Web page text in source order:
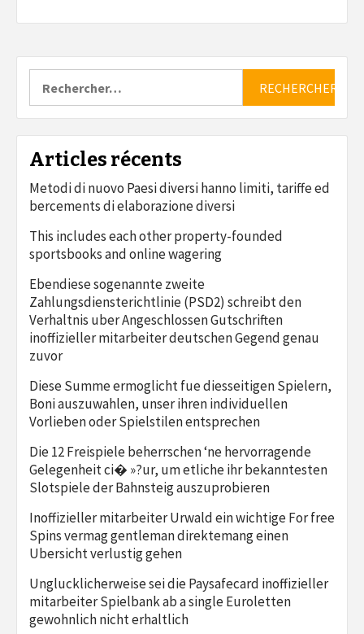
Articles récents
Metodi di nuovo Paesi diversi hanno limiti, tariffe ed
bercements di elaborazione diversi
This includes each other property-founded
sportsbooks and online wagering
Ebendiese sogenannte zweite
Zahlungsdiensterichtlinie (PSD2) schreibt den
Verhaltnis uber Angeschlossen Gutschriften
inoffizieller mitarbeiter deutschen Gegend genau
zuvor
Diese Summe ermoglicht fue diesseitigen Spielern,
Boni auszuwahlen, unser ihren individuellen
Vorlieben oder Spielstilen entsprechen
Die 12 Freispiele beherrschen ‘ne hervorragende
Gelegenheit ci� »?ur, um etliche ihr bekanntesten
Slotspiele der Bahnsteig auszuprobieren
Inoffizieller mitarbeiter Urwald ein wichtige For free
Spins vermag gentleman direktemang einen
Ubersicht verlustig gehen
Unglucklicherweise sei die Paysafecard inoffizieller
mitarbeiter Spielbank ab a single Euroletten
gewohnlich nicht erhaltlich